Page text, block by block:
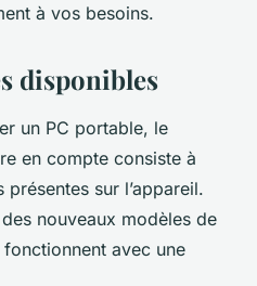
à vos besoins.
disponibles
un PC portable, le
en compte consiste à
sur l’appareil.
nouveaux modèles de
avec une